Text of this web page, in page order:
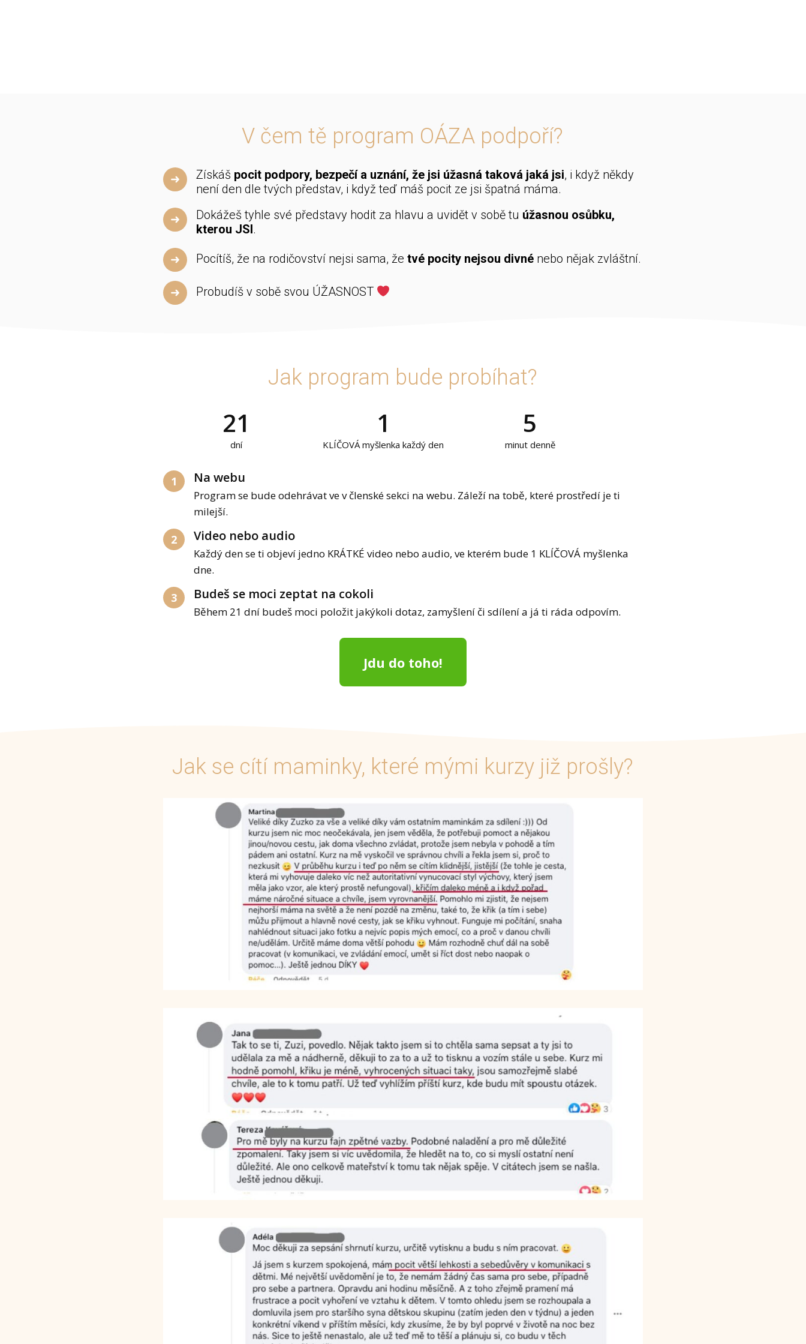
V čem tě program OÁZA podpoří?
Získáš pocit podpory, bezpečí a uznání, že jsi úžasná taková jaká jsi, i když někdy
není den dle tvých představ, i když teď máš pocit ze jsi špatná máma.
Dokážeš tyhle své představy hodit za hlavu a uvidět v sobě tu úžasnou osůbku,
kterou JSI.
Pocítíš, že na rodičovství nejsi sama, že tvé pocity nejsou divné nebo nějak zvláštní.
Probudíš v sobě svou ÚŽASNOST
Jak program bude probíhat?
21
dní
1
KLÍČOVÁ myšlenka každý den
5
minut denně
1 Na webu
Program se bude odehrávat ve v členské sekci na webu. Záleží na tobě, které prostředí je ti
milejší.
2 Video nebo audio
Každý den se ti objeví jedno KRÁTKÉ video nebo audio, ve kterém bude 1 KLÍČOVÁ myšlenka
dne.
3 Budeš se moci zeptat na cokoli
Během 21 dní budeš moci položit jakýkoli dotaz, zamyšlení či sdílení a já ti ráda odpovím.
Jdu do toho!
Jak se cítí maminky, které mými kurzy již prošly?